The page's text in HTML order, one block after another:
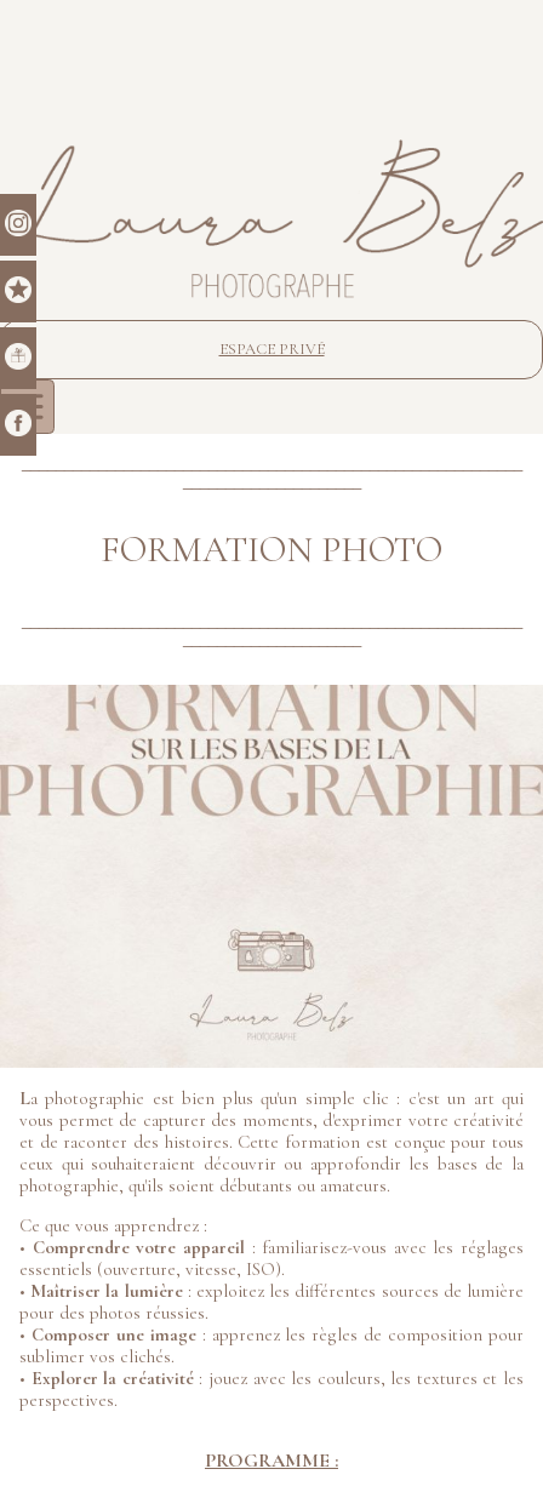
ESPACE PRIVÉ
FORMATION PHOTO
La photographie est bien plus qu'un simple clic : c'est un art qui
vous permet de capturer des moments, d'exprimer votre créativité
et de raconter des histoires. Cette formation est conçue pour tous
ceux qui souhaiteraient découvrir ou approfondir les bases de la
photographie, qu'ils soient débutants ou amateurs.
Ce que vous apprendrez :
• Comprendre votre appareil : familiarisez-vous avec les réglages
essentiels (ouverture, vitesse, ISO).
• Maîtriser la lumière: exploitez les différentes sources de lumière
pour des photos réussies.
• Composer une image: apprenez les règles de composition pour
sublimer vos clichés.
• Explorer la créativité: jouez avec les couleurs, les textures et les
perspectives.
PROGRAMME :